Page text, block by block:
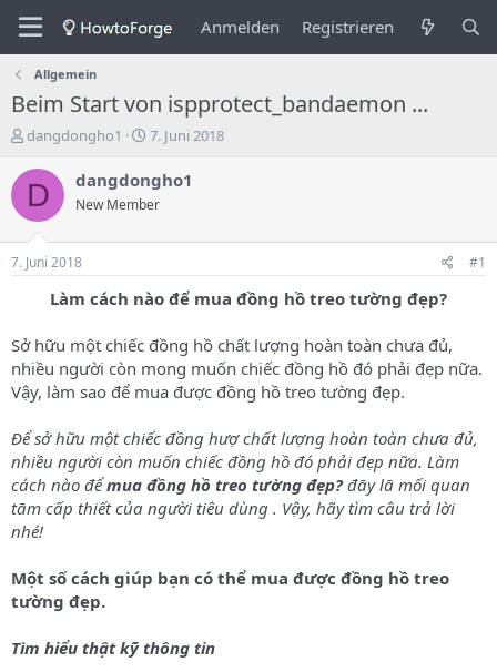
Anmelden Registrieren
Allgemein
Beim Start von ispprotect_bandaemon ...
E
s
e
l
e
e
s
T
h
m
s
dangdongho1
E
s
t
e
n
d
a
t
m
7. Juni 2018
D dangdongho1
New Member
7. Juni 2018 #1
Làm cách nào để mua đồng hồ treo tường đẹp?
Sở hữu một chiếc đồng hồ chất lượng hoàn toàn chưa đủ,
nhiều người còn mong muốn chiếc đồng hồ đó phải đẹp nữa.
Vậy, làm sao để mua được đồng hồ treo tường đẹp.
Để sở hữu một chiếc đồng hượ chất lượng hoàn toàn chưa đủ,
nhiều người còn muốn chiếc đồng hồ đó phải đẹp nữa. Làm
cách nào đểmua đồng hồ treo tường đẹp?đāy lā mối quan
tām cấp thiết của người tiêu dùng . Vậy, hãy tìm câu trả lời
nhé!
Một số cách giúp bạn có thể mua được đồng hồ treo
tường đẹp.
Tìm hiểu thật kỹ thông tin